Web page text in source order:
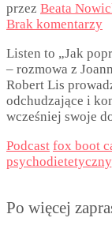
przez Beata
Brak komentarzy
Listen to „Jak
– rozmowa z
Robert Lis
odchudzające i
wcześniej swoje
Podcast fox boot
psychodietetyczny
Po więcej